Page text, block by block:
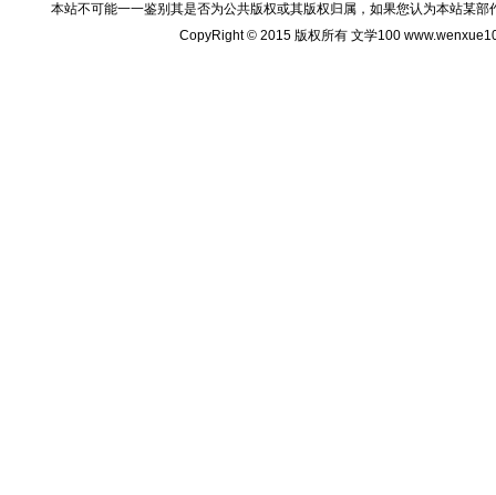
本站不可能一一鉴别其是否为公共版权或其版权归属，如果您认为本站某
CopyRight © 2015 版权所有 文学100